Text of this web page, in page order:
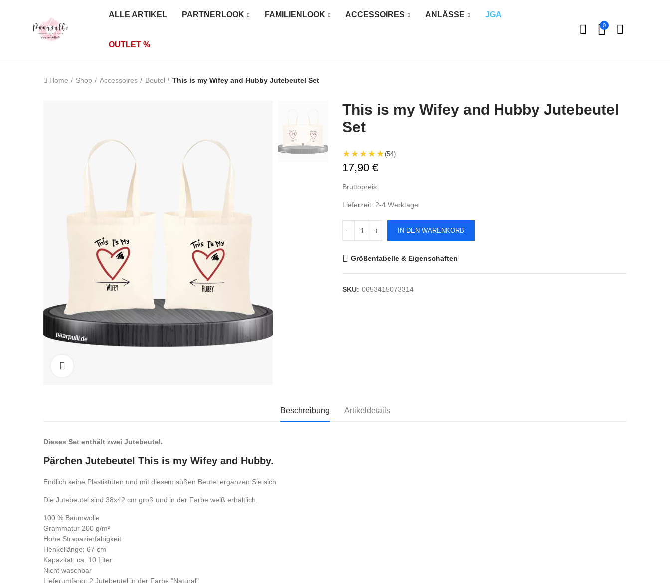
ALLE ARTIKEL PARTNERLOOK FAMILIENLOOK ACCESSOIRES ANLÄSSE JGA
OUTLET %
0
Home Shop Accessoires Beutel This is my Wifey and Hubby Jutebeutel Set
This is my Wifey and Hubby Jutebeutel
Set
★★★★★(54)
17,90 €
Bruttopreis
Lieferzeit: 2-4 Werktage
IN DEN WARENKORB
Größentabelle & Eigenschaften
SKU: 0653415073314
Beschreibung Artikeldetails
Dieses Set enthält zwei Jutebeutel.
Pärchen Jutebeutel This is my Wifey and Hubby.
Endlich keine Plastiktüten und mit diesem süßen Beutel ergänzen Sie sich
Die Jutebeutel sind 38x42 cm groß und in der Farbe weiß erhältlich.
100 % Baumwolle
Grammatur 200 g/m²
Hohe Strapazierfähigkeit
Henkellänge: 67 cm
Kapazität: ca. 10 Liter
Nicht waschbar
Lieferumfang: 2 Jutebeutel in der Farbe "Natural"